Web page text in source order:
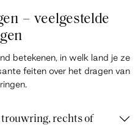
– veelgestelde
betekenen, in welk land je ze
feiten over het dragen van
trouwring, rechts of